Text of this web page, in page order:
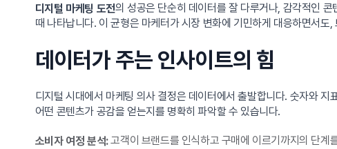
디지털 마케팅 도전의 성공은 단순히 데이터를 잘 다루거나, 감각적인 콘
때 나타납니다. 이 균형은 마케터가 시장 변화에 기민하게 대응하면서
데이터가 주는 인사이트의 힘
디지털 시대에서 마케팅 의사 결정은 데이터에서 출발합니다. 숫자와
어떤 콘텐츠가 공감을 얻는지를 명확히 파악할 수 있습니다.
소비자 여정 분석:고객이 브랜드를 인식하고 구매에 이르기까지의 단계